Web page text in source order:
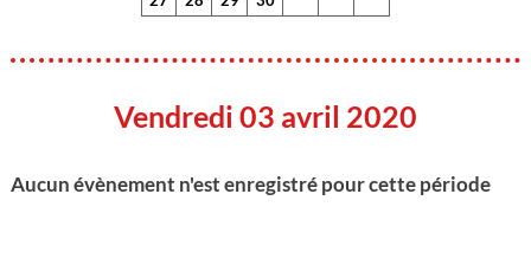
Vendredi 03 avril 2020
Aucun évènement n'est enregistré pour cette période